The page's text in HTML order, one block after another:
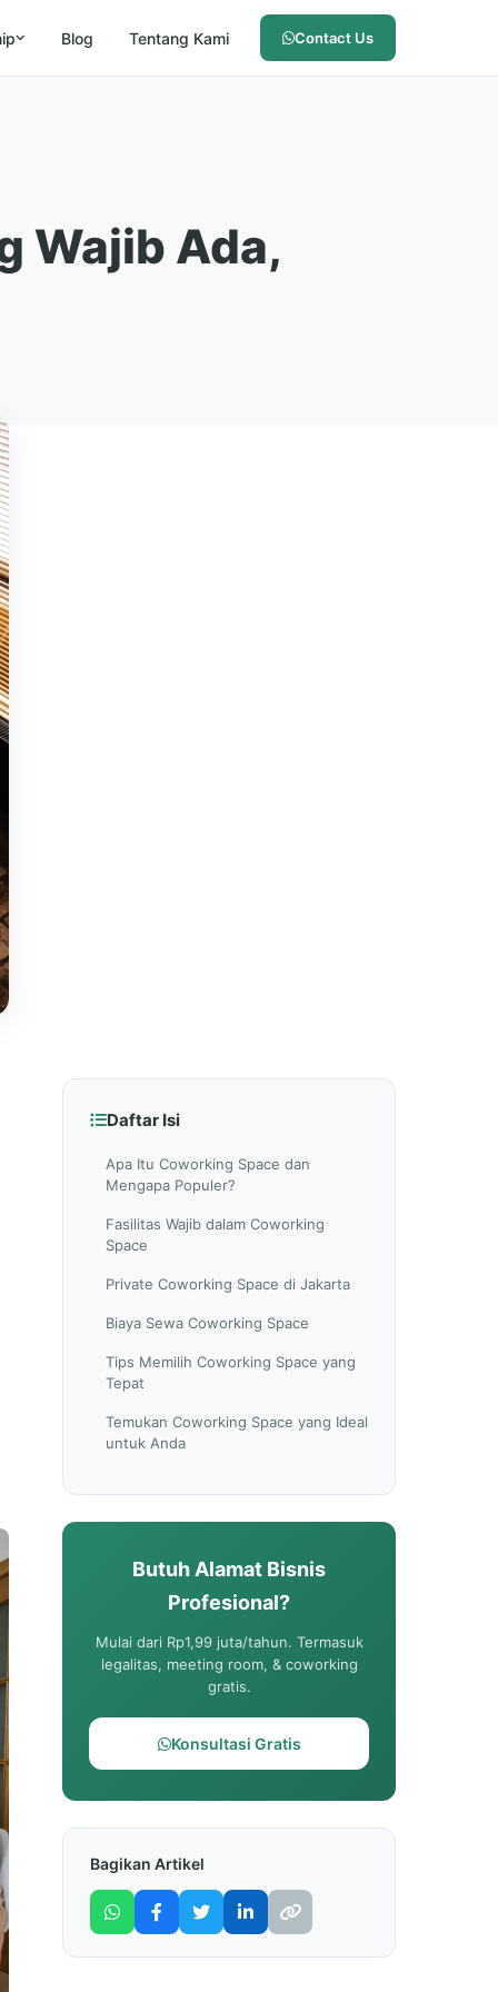
Blog Tentang Kami Contact Us
Wajib Ada,
Daftar Isi
Apa Itu Coworking Space dan
Mengapa Populer?
Fasilitas Wajib dalam Coworking
Space
Private Coworking Space di Jakarta
Biaya Sewa Coworking Space
Tips Memilih Coworking Space yang
Tepat
Temukan Coworking Space yang Ideal
untuk Anda
Butuh Alamat Bisnis
Profesional?
Mulai dari Rp1,99 juta/tahun. Termasuk
legalitas, meeting room, & coworking
gratis.
Konsultasi Gratis
Bagikan Artikel